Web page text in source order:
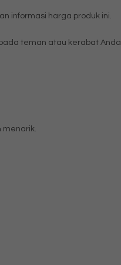
informasi harga produk ini.
teman atau kerabat Anda.
menarik.